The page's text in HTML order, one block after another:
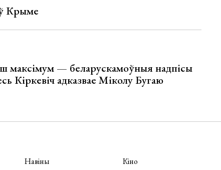
Крыме
максімум — беларускамоўныя надпісы
Кіркевіч адказвае Міколу Бугаю
Навіны
Кіно